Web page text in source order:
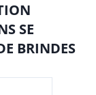
SE
BRINDES